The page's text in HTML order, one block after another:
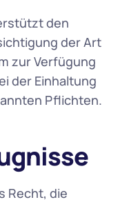
den
der Art
zur Verfügung
der Einhaltung
Pflichten.
Recht, die